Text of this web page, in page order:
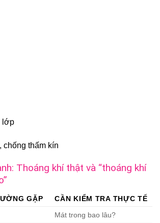
lớp
chống thấm kín
Thoáng khí thật và “thoáng khí
GẶP
CẦN KIỂM TRA THỰC TẾ
Mát trong bao lâu?